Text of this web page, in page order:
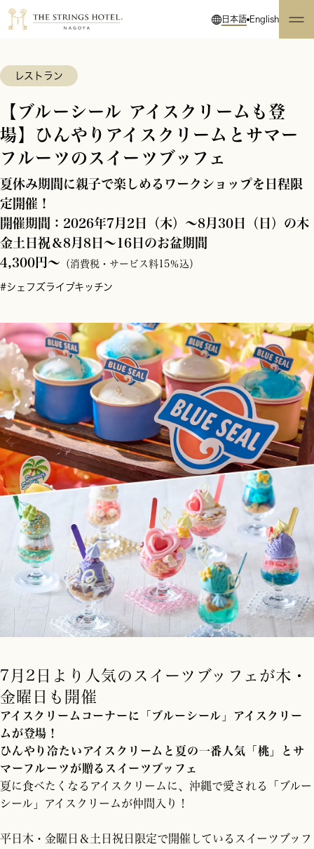
日本語 English
レストラン
【ブルーシール アイスクリームも登
場】ひんやりアイスクリームとサマー
フルーツのスイーツブッフェ
夏休み期間に親子で楽しめるワークショップを日程限
定開催！
開催期間：2026年7月2日（木）～8月30日（日）の木
金土日祝＆8月8日～16日のお盆期間
4,300円～ （消費税・サービス料15％込）
#シェフズライブキッチン
7月2日より人気のスイーツブッフェが木・
金曜日も開催
アイスクリームコーナーに「ブルーシール」アイスクリー
ムが登場！
ひんやり冷たいアイスクリームと夏の一番人気「桃」とサ
マーフルーツが贈るスイーツブッフェ
夏に食べたくなるアイスクリームに、沖縄で愛される「ブルー
シール」アイスクリームが仲間入り！
平日木・金曜日＆土日祝日限定で開催しているスイーツブッフ